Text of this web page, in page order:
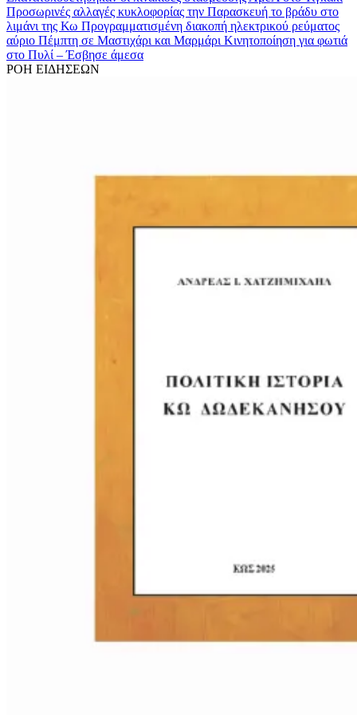
Προσωρινές αλλαγές κυκλοφορίας την Παρασκευή το βράδυ στο
λιμάνι της Κω Προγραμματισμένη διακοπή ηλεκτρικού ρεύματος
αύριο Πέμπτη σε Μαστιχάρι και Μαρμάρι Κινητοποίηση για φωτιά
στo Πυλί – Έσβησε άμεσα
ΡΟΗ ΕΙΔΗΣΕΩΝ